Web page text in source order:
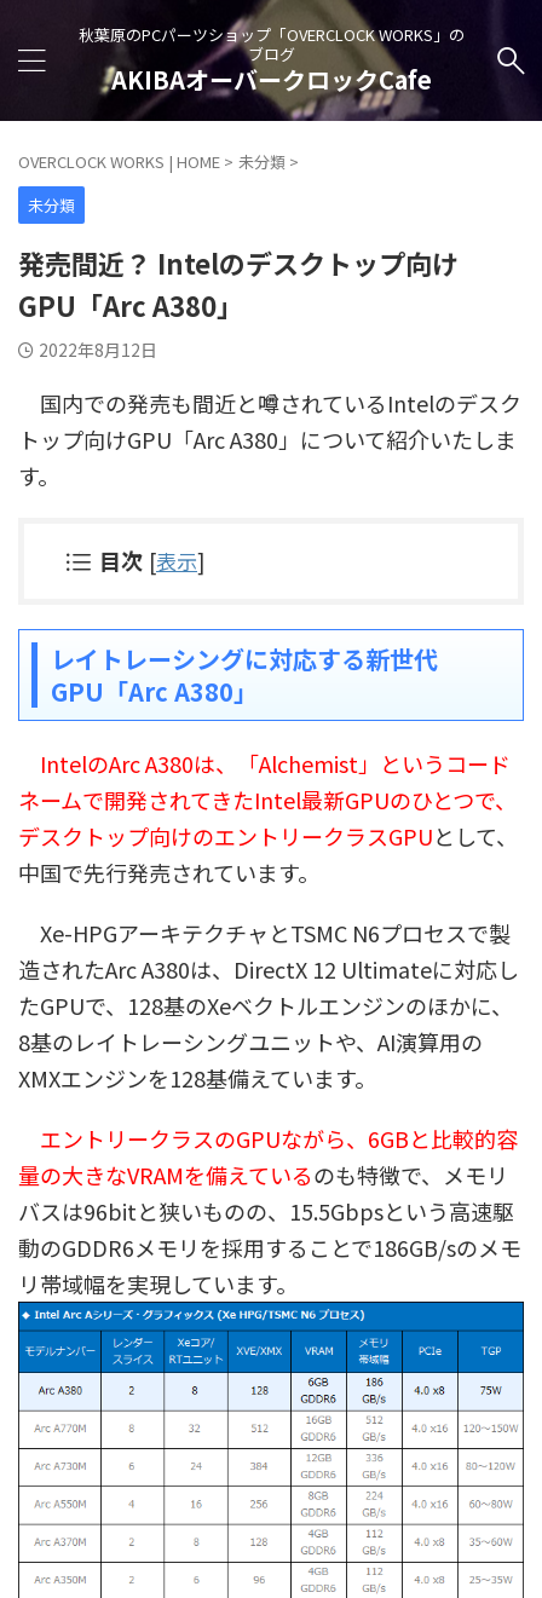
秋葉原のPCパーツショップ「OVERCLOCK WORKS」の
ブログ
AKIBAオーバークロックCafe
OVERCLOCK WORKS | HOME > 未分類 >
未分類
発売間近？ Intelのデスクトップ向け
GPU「Arc A380」
2022年8月12日
国内での発売も間近と噂されているIntelのデスク
トップ向けGPU「Arc A380」について紹介いたしま
す。
目次 [表示]
レイトレーシングに対応する新世代
GPU「Arc A380」
IntelのArc A380は、「Alchemist」というコード
ネームで開発されてきたIntel最新GPUのひとつで、
デスクトップ向けのエントリークラスGPUとして、
中国で先行発売されています。
Xe-HPGアーキテクチャとTSMC N6プロセスで製
造されたArc A380は、DirectX 12 Ultimateに対応し
たGPUで、128基のXeベクトルエンジンのほかに、
8基のレイトレーシングユニットや、AI演算用の
XMXエンジンを128基備えています。
エントリークラスのGPUながら、6GBと比較的容
量の大きなVRAMを備えているのも特徴で、メモリ
バスは96bitと狭いものの、15.5Gbpsという高速駆
動のGDDR6メモリを採用することで186GB/sのメモ
リ帯域幅を実現しています。